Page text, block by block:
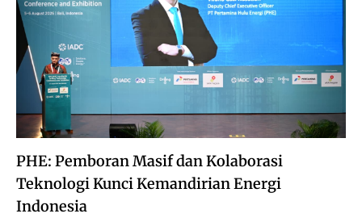
PHE: Pemboran Masif dan Kolaborasi
Teknologi Kunci Kemandirian Energi
Indonesia